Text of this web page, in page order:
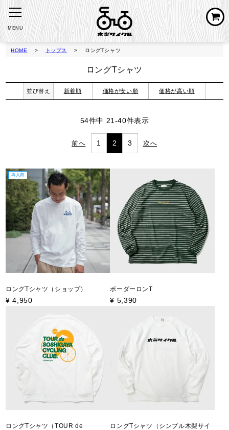
MENU
HOME トップス ロングTシャツ
ロングTシャツ
並び替え 新着順 価格が安い順 価格が高い順
54件中 21-40件表示
1 2 3
再入荷
ロングTシャツ（ショップ）
¥ 4,950
ボーダーロンT
¥ 5,390
ロングTシャツ（TOUR de
ロングTシャツ（シンプル木梨サイ